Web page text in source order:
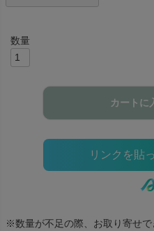
カートに
※数量が不足の際、お取り寄せで